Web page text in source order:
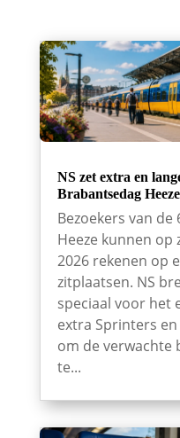
NS zet extra en
Brabantsedag
Bezoekers van
Heeze kunnen op
2026 rekenen op
zitplaatsen. NS
speciaal voor het
extra Sprinters
om de verwachte
te...